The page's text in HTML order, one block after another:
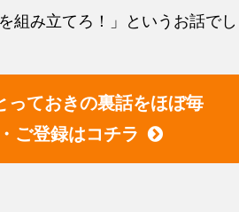
組み立てろ！」というお話でし
っておきの裏話をほぼ毎
ご登録はコチラ